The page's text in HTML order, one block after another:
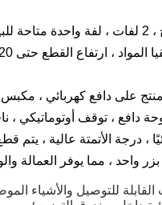
1. تقطيع شرائح شركتنا 16 لفة ، 8 لفات ، 4 لفات ، 2 لفات ، قطع
على دافع كهربائي ،
دافع ، توقف أوتوماتيكي
، درجة الأتمتة عالية ، يتم
واحد ، مما يوفر العمالة
للتوصيل والأشياء